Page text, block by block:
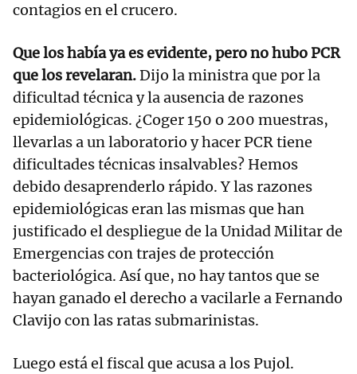
contagios en el crucero.
Que los había ya es evidente, pero no hubo PCR
que los revelaran.Dijo la ministra que por la
dificultad técnica y la ausencia de razones
epidemiológicas. ¿Coger 150 o 200 muestras,
llevarlas a un laboratorio y hacer PCR tiene
dificultades técnicas insalvables? Hemos
debido desaprenderlo rápido. Y las razones
epidemiológicas eran las mismas que han
justificado el despliegue de la Unidad Militar de
Emergencias con trajes de protección
bacteriológica. Así que, no hay tantos que se
hayan ganado el derecho a vacilarle a Fernando
Clavijo con las ratas submarinistas.
Luego está el fiscal que acusa a los Pujol.